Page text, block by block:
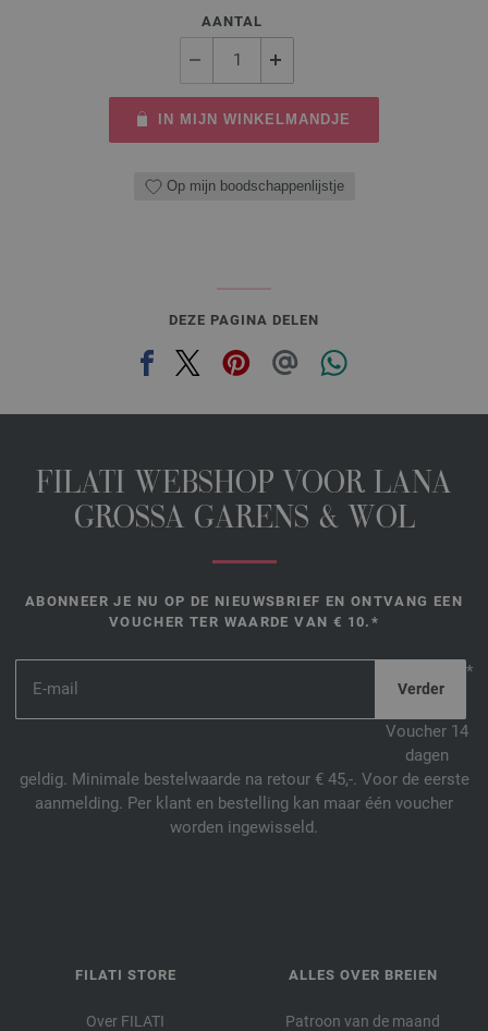
AANTAL
IN MIJN WINKELMANDJE
Op mijn boodschappenlijstje
DEZE PAGINA DELEN
FILATI WEBSHOP VOOR LANA
GROSSA GARENS & WOL
ABONNEER JE NU OP DE NIEUWSBRIEF EN ONTVANG EEN
VOUCHER TER WAARDE VAN € 10.*
*
Voucher 14
dagen
geldig. Minimale bestelwaarde na retour € 45,-. Voor de eerste
aanmelding. Per klant en bestelling kan maar één voucher
worden ingewisseld.
FILATI STORE
Over FILATI
ALLES OVER BREIEN
Patroon van de maand